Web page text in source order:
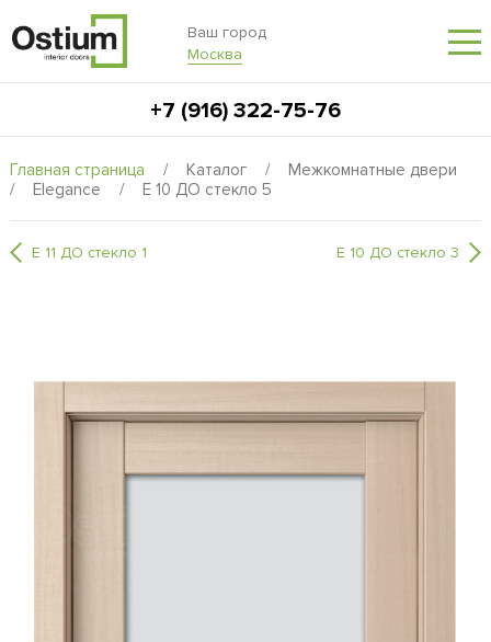
Ваш город
Москва
+7 (916) 322-75-76
Главная страница / Каталог /
Межкомнатные двери
/
Elegance / E 10 ДО стекло 5
E 11 ДО стекло 1 E 10 ДО стекло 3